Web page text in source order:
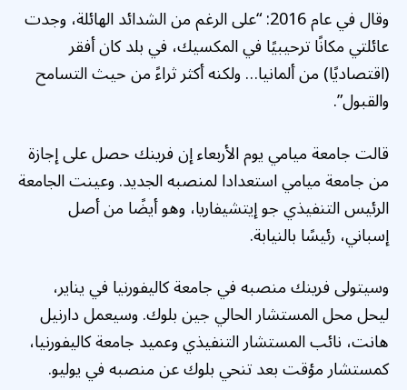
وقال في عام 2016: “على الرغم من الشدائد الهائلة، وجدت
عائلتي مكانًا ترحيبيًا في المكسيك، في بلد كان أفقر
(اقتصاديًا) من ألمانيا… ولكنه أكثر ثراءً من حيث التسامح
والقبول”.
قالت جامعة ميامي يوم الأربعاء إن فرينك حصل على إجازة
من جامعة ميامي استعدادا لمنصبه الجديد. وعينت الجامعة
الرئيس التنفيذي جو إيتشيفاريا، وهو أيضًا من أصل
إسباني، رئيسًا بالنيابة.
وسيتولى فرينك منصبه في جامعة كاليفورنيا في يناير،
ليحل محل المستشار الحالي جين بلوك. وسيعمل دارنيل
هانت، نائب المستشار التنفيذي وعميد جامعة كاليفورنيا،
كمستشار مؤقت بعد تنحي بلوك عن منصبه في يوليو.